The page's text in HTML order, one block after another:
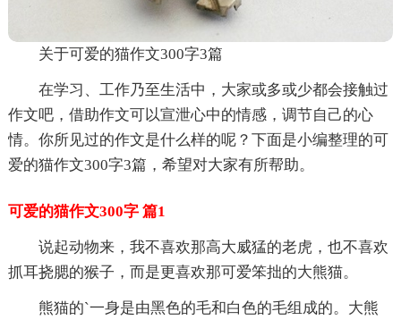
关于可爱的猫作文300字3篇
在学习、工作乃至生活中，大家或多或少都会接触过
作文吧，借助作文可以宣泄心中的情感，调节自己的心
情。你所见过的作文是什么样的呢？下面是小编整理的可
爱的猫作文300字3篇，希望对大家有所帮助。
可爱的猫作文300字 篇1
说起动物来，我不喜欢那高大威猛的老虎，也不喜欢
抓耳挠腮的猴子，而是更喜欢那可爱笨拙的大熊猫。
熊猫的`一身是由黑色的毛和白色的毛组成的。大熊